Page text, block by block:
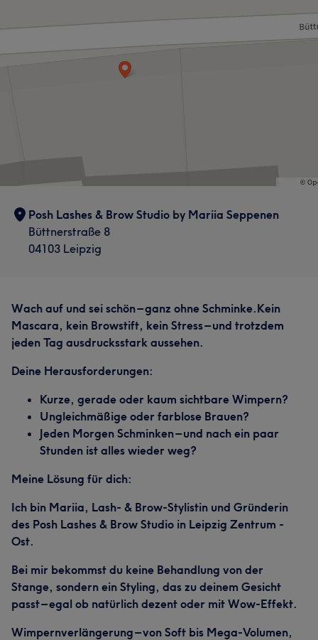
Posh Lashes & Brow Studio by Mariia Seppenen
Büttnerstraße 8
04103 Leipzig
Wach auf und sei schön – ganz ohne Schminke.Kein
Mascara, kein Browstift, kein Stress – und trotzdem
jeden Tag ausdrucksstark aussehen.
Deine Herausforderungen:
Kurze, gerade oder kaum sichtbare Wimpern?
Ungleichmäßige oder farblose Brauen?
Jeden Morgen Schminken – und nach ein paar
Stunden ist alles wieder weg?
Meine Lösung für dich:
Ich bin Mariia, Lash- & Brow-Stylistin und Gründerin
des Posh Lashes & Brow Studio in Leipzig Zentrum -
Ost.
Bei mir bekommst du keine Behandlung von der
Stange, sondern ein Styling, das zu deinem Gesicht
passt – egal ob natürlich dezent oder mit Wow-Effekt.
Wimpernverlängerung – von Soft bis Mega-Volumen,